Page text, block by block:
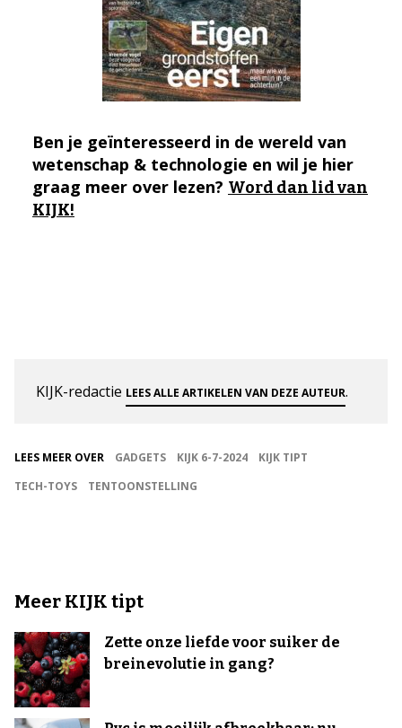
Ben je geïnteresseerd in de wereld van
wetenschap & technologie en wil je hier
graag meer over lezen? Word dan lid van
KIJK!
KIJK-redactie LEES ALLE ARTIKELEN VAN DEZE AUTEUR.
LEES MEER OVER GADGETS KIJK 6-7-2024
KIJK TIPT
TECH-TOYS
TENTOONSTELLING
Meer KIJK tipt
Zette onze liefde voor suiker de
breinevolutie in gang?